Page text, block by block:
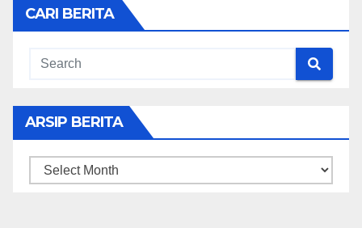
CARI BERITA
ARSIP BERITA
ARSIP